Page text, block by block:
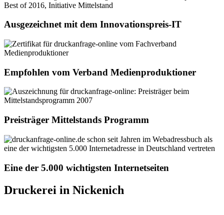
Ausgezeichnet mit dem Innovationspreis-IT
Empfohlen vom Verband Medienproduktioner
Preisträger Mittelstands Programm
Eine der 5.000 wichtigsten Internetseiten
Druckerei in Nickenich